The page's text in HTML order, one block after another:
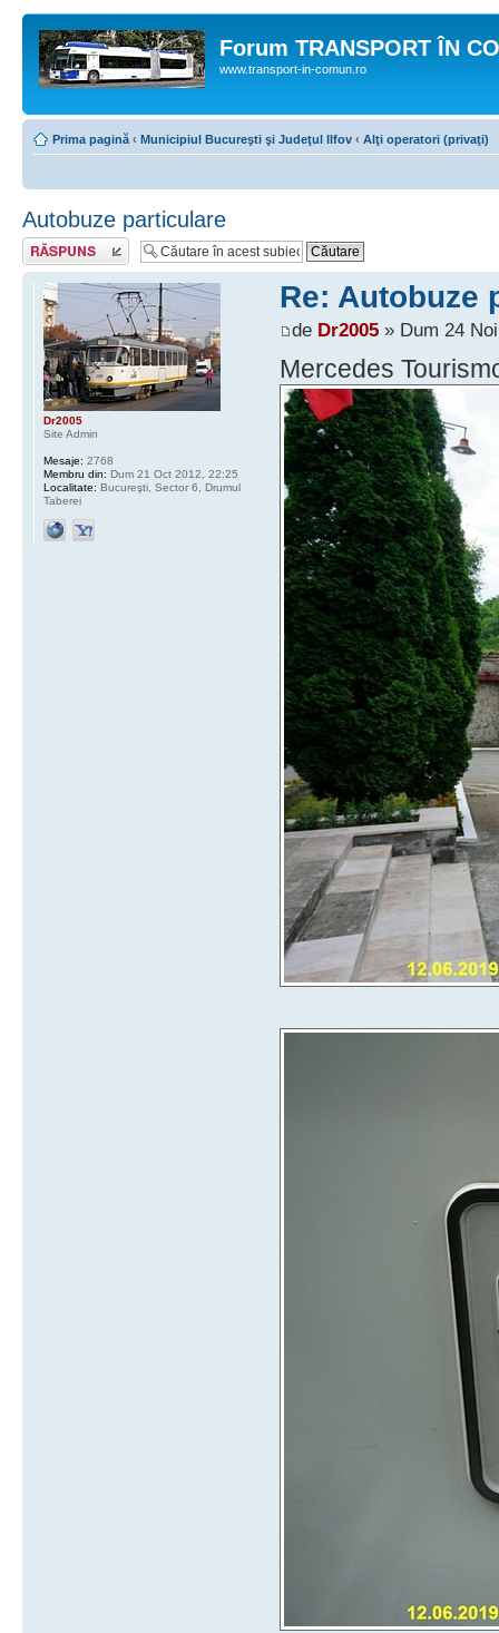
Forum TRANSPORT ÎN
www.transport-in-comun.ro
Prima pagină ‹ Municipiul Bucureşti şi Judeţul Ilfov ‹ Alţi operatori (privaţi)
Autobuze particulare
Răspunde
Re: Autobuze
de Dr2005» Dum 24
Mercedes
Dr2005
Site Admin
Mesaje: 2768
Membru din: Dum 21 Oct 2012, 22:25
Localitate: Bucureşti, Sector 6, Drumul
Taberei